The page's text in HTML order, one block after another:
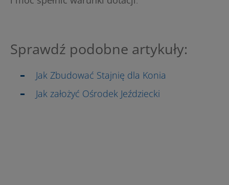
Sprawdź podobne artykuły:
Jak Zbudować Stajnię dla Konia
Jak założyć Ośrodek Jeździecki